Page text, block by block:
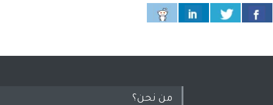
من نحن؟